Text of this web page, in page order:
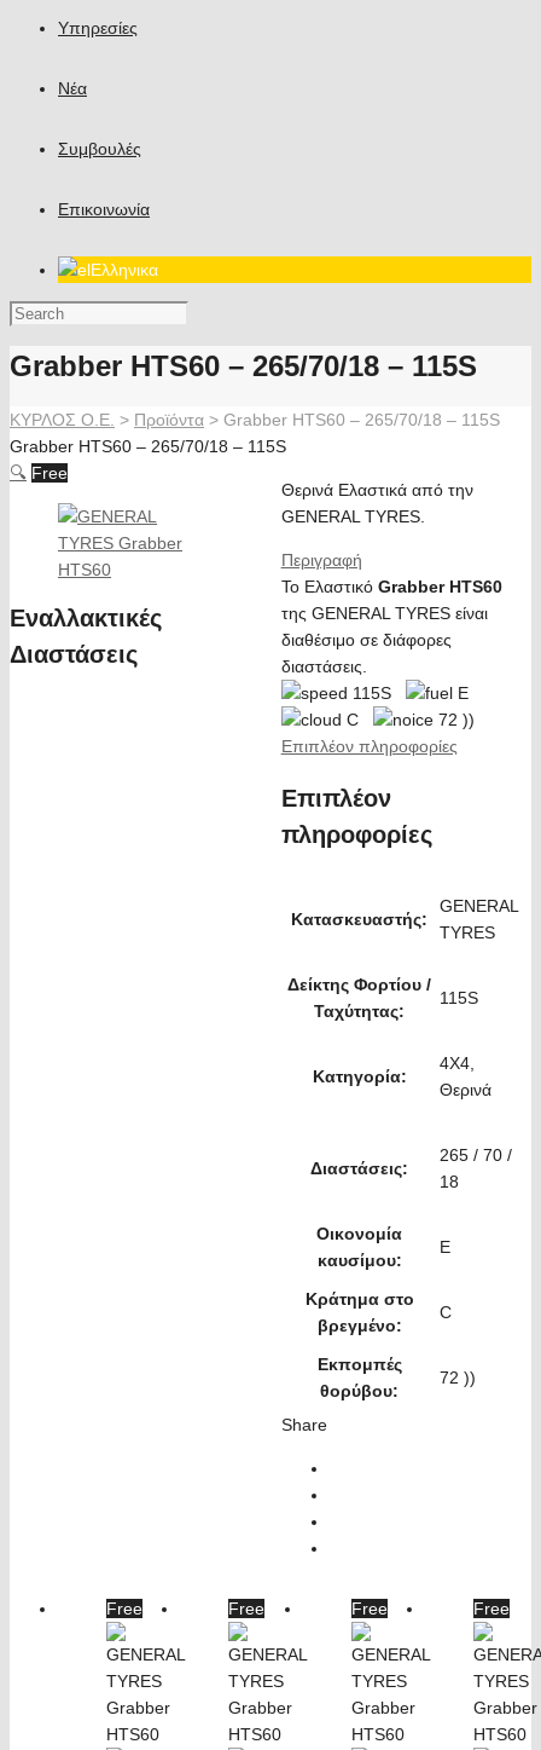
Υπηρεσίες
Νέα
Συμβουλές
Επικοινωνία
Ελληνικα
Grabber HTS60 – 265/70/18 – 115S
ΚΥΡΛΟΣ Ο.Ε. > Προϊόντα > Grabber HTS60 – 265/70/18 – 115S
Grabber HTS60 – 265/70/18 – 115S
🔍 Free
Θερινά Ελαστικά από την
GENERAL TYRES.
Περιγραφή
Το Ελαστικό Grabber HTS60
της GENERAL TYRES είναι
διαθέσιμο σε διάφορες
διαστάσεις.
115S
E
C
72 ))
Επιπλέον πληροφορίες
Επιπλέον
πληροφορίες
Κατασκευαστής:
GENERAL
TYRES
Δείκτης Φορτίου /
Ταχύτητας:
115S
Κατηγορία:
4X4,
Θερινά
Διαστάσεις:
265 / 70 /
18
Οικονομία
καυσίμου:
E
Κράτημα στο
βρεγμένο:
C
Εκπομπές
θορύβου:
72 ))
Share
Εναλλακτικές
Διαστάσεις
Free Free Free Free